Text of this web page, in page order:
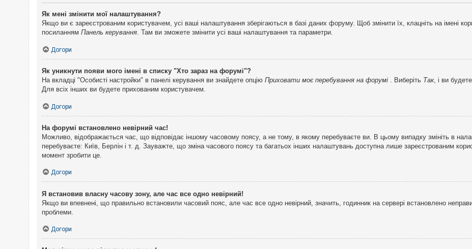
Як мені змінити мої налаштування?
Якщо ви є зареєстрованим користувачем, усі ваші налаштування зберігаються в базі даних форуму. Щоб змінити їх, клацніть на імені
посиланням Панель керування. Там ви зможете змінити усі ваші налаштування та параметри.
Догори
Як уникнути появи мого імені в списку "Хто зараз на форумі"?
На вкладці "Особисті настройки" в панелі керування ви знайдете опцію Приховати моє перебування на форумі . Виберіть Так, і ви
Для всіх інших ви будете прихованим користувачем.
Догори
На форумі встановлено невірний час!
Можливо, відображається час, що відповідає іншому часовому поясу, а не тому, в якому перебуваєте ви. В цьому випадку змініть в
перебуваєте: Київ, Берлін і т. д. Зауважте, що зміна часового поясу та багатьох інших налаштувань доступна лише зареєстрованим
момент зробити це.
Догори
Я встановив власну часову зону, але час все одно невірний!
Якщо ви впевнені, що правильно встановили часовий пояс, але час все одно невірний, значить, годинник на сервері встановлено
проблеми.
Догори